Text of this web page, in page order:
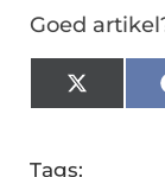
Goed
X
Tags: